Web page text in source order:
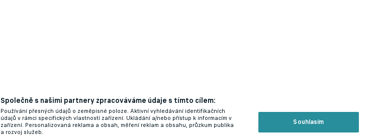
Společně s našimi partnery zpracováváme údaje s tímto cílem:
Používání přesných údajů o zeměpisné poloze. Aktivní vyhledávání identifikačních
údajů v rámci specifických vlastností zařízení. Ukládání a/nebo přístup k informacím v
zařízení. Personalizovaná reklama a obsah, měření reklam a obsahu, průzkum publika
a rozvoj služeb.
Souhlasím